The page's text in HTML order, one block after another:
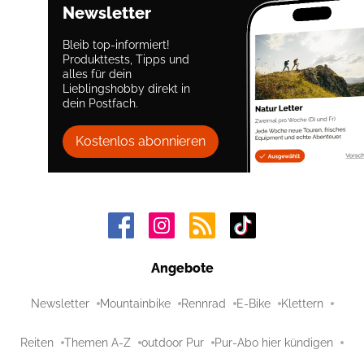
Newsletter
Bleib top-informiert!
Produkttests, Tipps und
alles für dein
Lieblingshobby direkt in
dein Postfach.
Kostenlos abonnieren
Angebote
Newsletter Mountainbike Rennrad E-Bike Klettern
Reiten Themen A-Z outdoor Pur Pur-Abo hier kündigen